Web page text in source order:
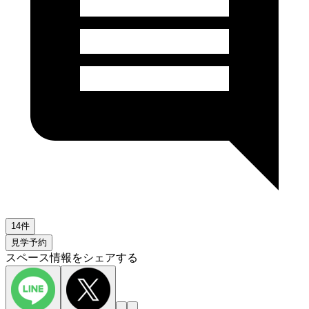
14件
見学予約
スペース情報をシェアする